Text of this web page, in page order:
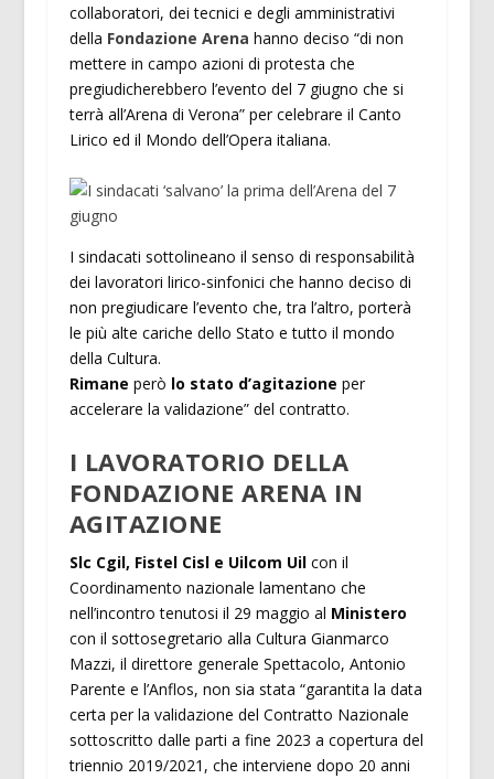
collaboratori, dei tecnici e degli amministrativi
della Fondazione Arena hanno deciso “di non
mettere in campo azioni di protesta che
pregiudicherebbero l’evento del 7 giugno che si
terrà all’Arena di Verona” per celebrare il Canto
Lirico ed il Mondo dell’Opera italiana.
I sindacati sottolineano il senso di responsabilità
dei lavoratori lirico-sinfonici che hanno deciso di
non pregiudicare l’evento che, tra l’altro, porterà
le più alte cariche dello Stato e tutto il mondo
della Cultura.
Rimane però lo stato d’agitazione per
accelerare la validazione” del contratto.
I LAVORATORIO DELLA
FONDAZIONE ARENA IN
AGITAZIONE
Slc Cgil, Fistel Cisl e Uilcom Uilcon il
Coordinamento nazionale lamentano che
nell’incontro tenutosi il 29 maggio al Ministero
con il sottosegretario alla Cultura Gianmarco
Mazzi, il direttore generale Spettacolo, Antonio
Parente e l’Anflos, non sia stata “garantita la data
certa per la validazione del Contratto Nazionale
sottoscritto dalle parti a fine 2023 a copertura del
triennio 2019/2021, che interviene dopo 20 anni